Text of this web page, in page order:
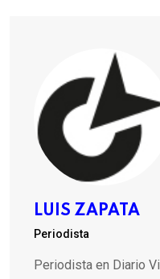
LUIS ZAPATA
Periodista
Periodista en Diario